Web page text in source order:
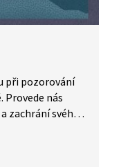
při pozorování
Provede nás
zachrání svého